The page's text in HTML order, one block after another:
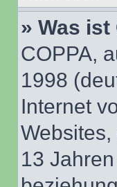
» Was ist
COPPA,
1998
Internet
13